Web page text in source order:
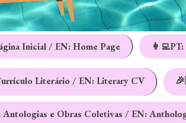
Inicial / EN: Home Page
Literário / EN: Literary CV
Antologias e Obras Coletivas / EN: